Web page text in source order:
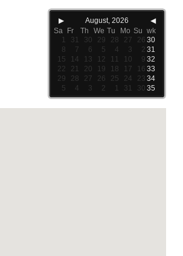
◀
August, 2026
▶
wk
Su
Mo
Tu
We
Th
Fr
Sa
30
26
27
28
29
30
31
1
31
2
3
4
5
6
7
8
32
9
10
11
12
13
14
15
33
16
17
18
19
20
21
22
34
23
24
25
26
27
28
29
35
30
31
1
2
3
4
5